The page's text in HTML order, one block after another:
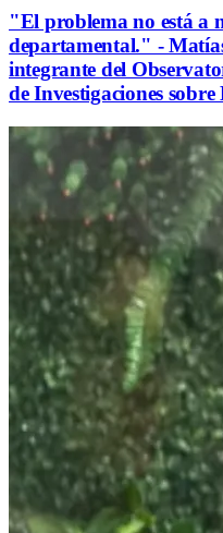
"El problema no está a
departamental." -
integrante del
de Investigaciones